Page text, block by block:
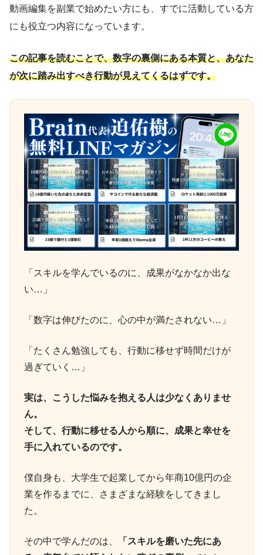
動画編集を副業で始めたい方にも、すでに活動している方
にも役立つ内容になっています。
この記事を読むことで、数字の裏側にある本質と、あなた
が次に踏み出すべき行動が見えてくるはずです。
「スキルを学んでいるのに、成果がなかなか出な
い…」
「数字は伸びたのに、心の中が満たされない…」
「たくさん勉強しても、行動に移せず時間だけが
過ぎていく…」
実は、こうした悩みを抱える人は少なくありませ
ん。
そして、行動に移せる人から順に、成果と幸せを
手に入れているのです。
僕自身も、大学生で起業してから年商10億円の企
業を作るまでに、さまざまな経験をしてきまし
た。
その中で学んだのは、
「スキルを磨いた先にあ